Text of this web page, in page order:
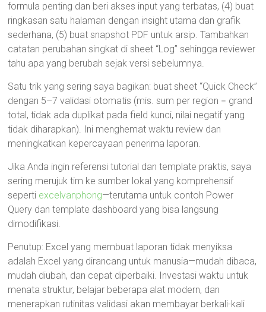
formula penting dan beri akses input yang terbatas, (4) buat
ringkasan satu halaman dengan insight utama dan grafik
sederhana, (5) buat snapshot PDF untuk arsip. Tambahkan
catatan perubahan singkat di sheet “Log” sehingga reviewer
tahu apa yang berubah sejak versi sebelumnya.
Satu trik yang sering saya bagikan: buat sheet “Quick Check”
dengan 5–7 validasi otomatis (mis. sum per region = grand
total, tidak ada duplikat pada field kunci, nilai negatif yang
tidak diharapkan). Ini menghemat waktu review dan
meningkatkan kepercayaan penerima laporan.
Jika Anda ingin referensi tutorial dan template praktis, saya
sering merujuk tim ke sumber lokal yang komprehensif
seperti excelvanphong—terutama untuk contoh Power
Query dan template dashboard yang bisa langsung
dimodifikasi.
Penutup: Excel yang membuat laporan tidak menyiksa
adalah Excel yang dirancang untuk manusia—mudah dibaca,
mudah diubah, dan cepat diperbaiki. Investasi waktu untuk
menata struktur, belajar beberapa alat modern, dan
menerapkan rutinitas validasi akan membayar berkali-kali